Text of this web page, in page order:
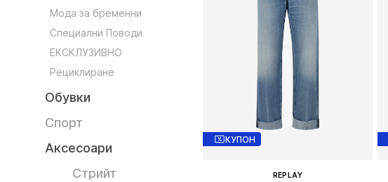
Мода за бременни
Специални Поводи
ЕКСКЛУЗИВНО
Рециклиране
Обувки
Спорт
Аксесоари
Стрийт
КУПОН
REPLAY